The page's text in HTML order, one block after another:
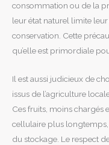
consommation ou de la
leur état naturel limite
conservation. Cette
qu’elle est primordiale
Il est aussi judicieux de
issus de l’agriculture
Ces fruits, moins chargés
cellulaire plus
du stockage. Le respect